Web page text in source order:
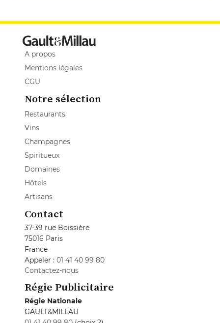
A propos
Mentions légales
CGU
Notre sélection
Restaurants
Vins
Champagnes
Spiritueux
Domaines
Hôtels
Artisans
Contact
37-39 rue Boissière
75016 Paris
France
Appeler : 01 41 40 99 80
Contactez-nous
Régie Publicitaire
Régie Nationale
GAULT&MILLAU